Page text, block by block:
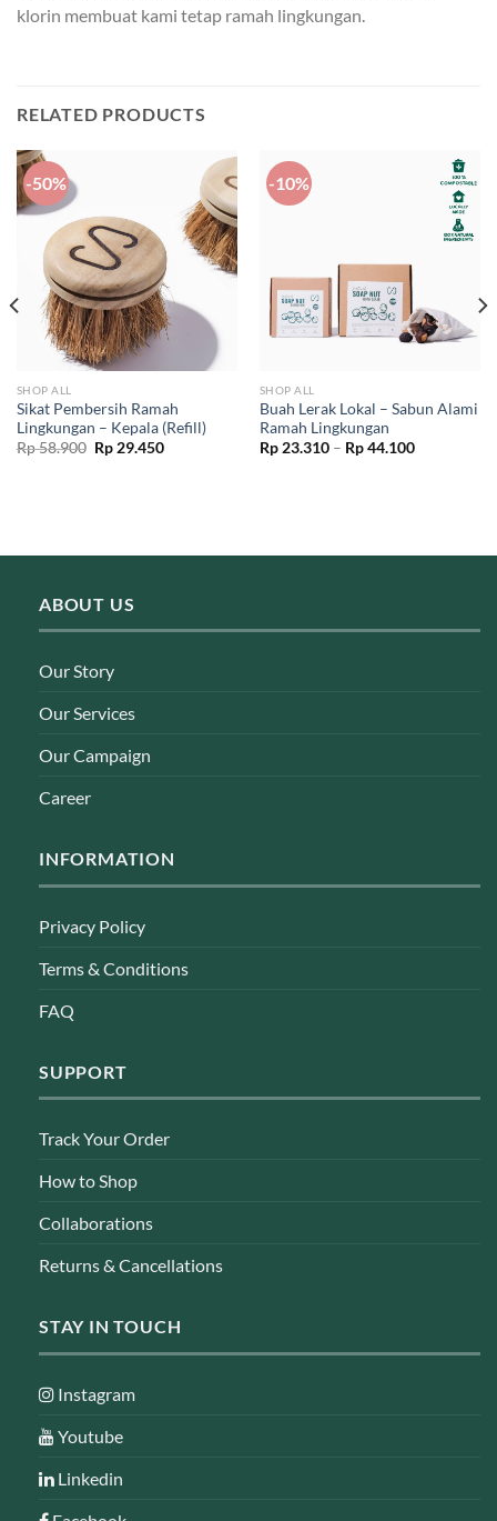
klorin membuat kami tetap ramah lingkungan.
RELATED PRODUCTS
-50%
SHOP ALL
Sikat Pembersih Ramah
Lingkungan – Kepala (Refill)
Rp58.900 Original
price
Rp29.450Current
-10%
SHOP ALL
Buah Lerak Lokal – Sabun Alami
Ramah Lingkungan
Rp23.310 – Rp44.100Price
ABOUT US
Our Story
Our Services
Our Campaign
Career
INFORMATION
Privacy Policy
Terms & Conditions
FAQ
SUPPORT
Track Your Order
How to Shop
Collaborations
Returns & Cancellations
STAY IN TOUCH
Instagram
Youtube
Linkedin